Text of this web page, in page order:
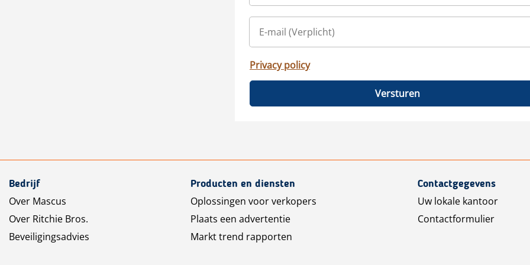
Privacy policy
Versturen
Bedrijf
Over Mascus
Over Ritchie Bros.
Beveiligingsadvies
Producten en diensten
Oplossingen voor verkopers
Plaats een advertentie
Markt trend rapporten
Contactgegevens
Uw lokale kantoor
Contactformulier